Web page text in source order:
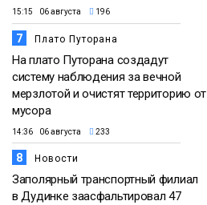
15:15 06 августа 196
7 Плато Путорана
На плато Путорана создадут
систему наблюдения за вечной
мерзлотой и очистят территорию от
мусора
14:36 06 августа 233
8 Новости
Заполярный транспортный филиал
в Дудинке заасфальтировал 47